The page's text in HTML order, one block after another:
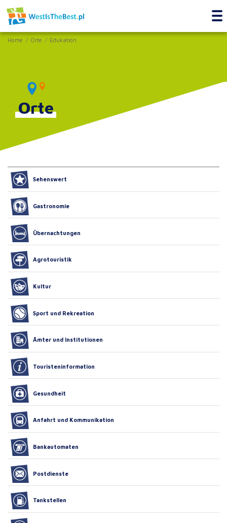
Home Orte Edukation
Orte
Sehenswert
Gastronomie
Übernachtungen
Agrotouristik
Kultur
Sport und Rekreation
Ämter und Institutionen
Touristeninformation
Gesundheit
Anfahrt und Kommunikation
Bankautomaten
Postdienste
Tankstellen